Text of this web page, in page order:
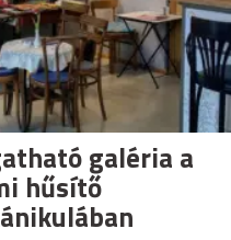
galéria a
hűsítő